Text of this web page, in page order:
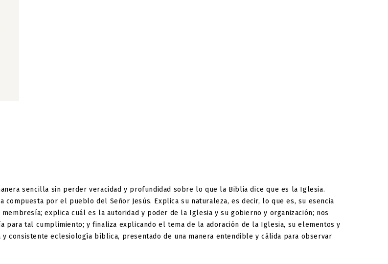
sencilla sin perder veracidad y profundidad sobre lo que la Biblia dice que es la Iglesia.
por el pueblo del Señor Jesús. Explica su naturaleza, es decir, lo que es, su esencia
explica cuál es la autoridad y poder de la Iglesia y su gobierno y organización; nos
tal cumplimiento; y finaliza explicando el tema de la adoración de la Iglesia, su elementos y
consistente eclesiología bíblica, presentado de una manera entendible y cálida para observar